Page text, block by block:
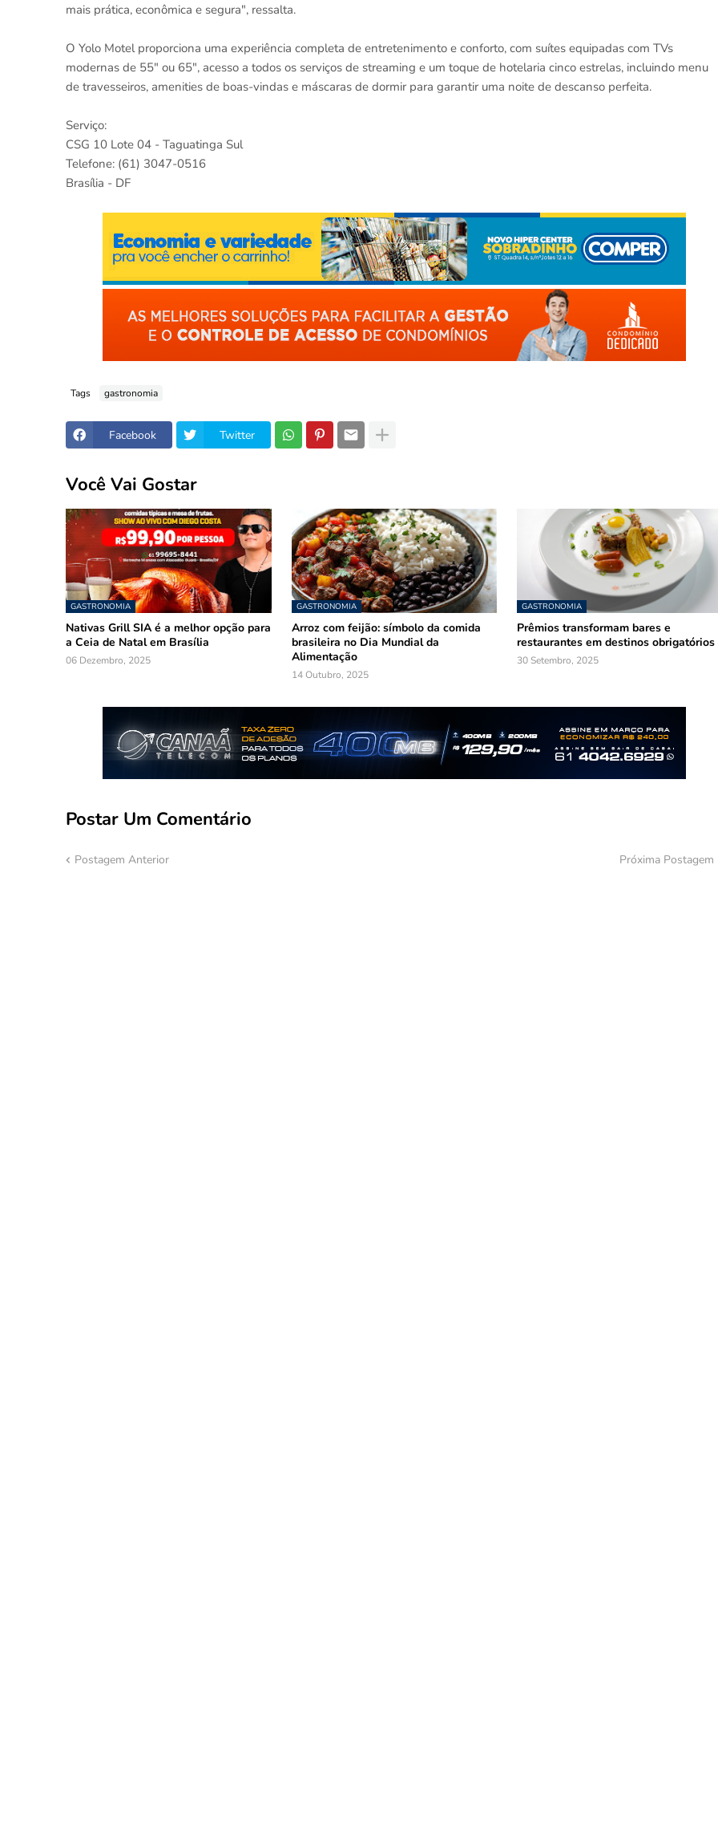
mais prática, econômica e segura", ressalta.
O Yolo Motel proporciona uma experiência completa de entretenimento e conforto, com suítes equipadas com TVs
modernas de 55" ou 65", acesso a todos os serviços de streaming e um toque de hotelaria cinco estrelas, incluindo menu
de travesseiros, amenities de boas-vindas e máscaras de dormir para garantir uma noite de descanso perfeita.
Serviço:
CSG 10 Lote 04 - Taguatinga Sul
Telefone: (61) 3047-0516
Brasília - DF
Tags gastronomia
Facebook Twitter
Você Vai Gostar
GASTRONOMIA
Nativas Grill SIA é a melhor opção para
a Ceia de Natal em Brasília
06 Dezembro, 2025
GASTRONOMIA
Arroz com feijão: símbolo da comida
brasileira no Dia Mundial da
Alimentação
14 Outubro, 2025
GASTRONOMIA
Prêmios transformam bares e
restaurantes em destinos obrigatórios
30 Setembro, 2025
Postar Um Comentário
Postagem Anterior Próxima Postagem